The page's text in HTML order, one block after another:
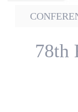
78th